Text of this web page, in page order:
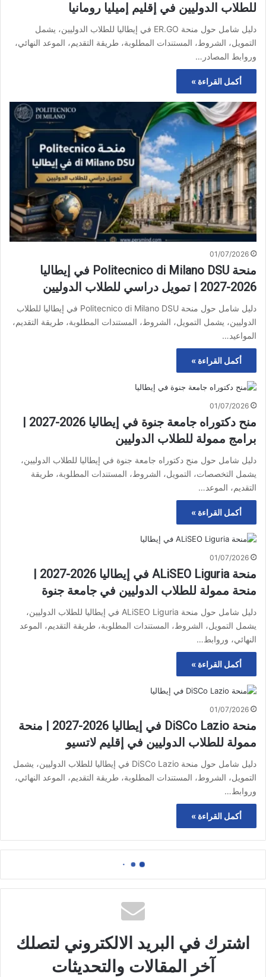
للطلاب الدوليين في إقليم إميليا رومانيا
دليل شامل حول منحة ER.GO في إيطاليا للطلاب الدوليين، يشمل
التمويل، الشروط، المستندات المطلوبة، طريقة التقديم، الموعد النهائي،
وروابط المصادر…
أكمل القراءة »
01/07/2026
منحة Politecnico di Milano DSU في إيطاليا
2026-2027 | تمويل دراسي للطلاب الدوليين
دليل شامل حول منحة Politecnico di Milano DSU في إيطاليا للطلاب
الدوليين، يشمل التمويل، الشروط، المستندات المطلوبة، طريقة التقديم،
المواعيد…
أكمل القراءة »
01/07/2026
منح دكتوراه جامعة جنوة في إيطاليا 2026-2027 |
برامج ممولة للطلاب الدوليين
دليل شامل حول منح دكتوراه جامعة جنوة في إيطاليا للطلاب الدوليين،
يشمل التخصصات، التمويل، الشروط، المستندات المطلوبة، طريقة
التقديم، الموعد…
أكمل القراءة »
01/07/2026
منحة ALiSEO Liguria في إيطاليا 2026-2027 |
منحة ممولة للطلاب الدوليين في جامعة جنوة
دليل شامل حول منحة ALiSEO Liguria في إيطاليا للطلاب الدوليين،
يشمل التمويل، الشروط، المستندات المطلوبة، طريقة التقديم، الموعد
النهائي، وروابط…
أكمل القراءة »
01/07/2026
منحة DiSCo Lazio في إيطاليا 2026-2027 | منحة
ممولة للطلاب الدوليين في إقليم لاتسيو
دليل شامل حول منحة DiSCo Lazio في إيطاليا للطلاب الدوليين، يشمل
التمويل، الشروط، المستندات المطلوبة، طريقة التقديم، الموعد النهائي،
وروابط…
أكمل القراءة »
اشترك في البريد الالكتروني لتصلك
آخر المقالات والتحديثات